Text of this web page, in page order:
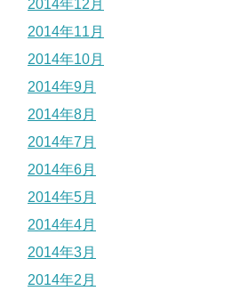
2014年12月
2014年11月
2014年10月
2014年9月
2014年8月
2014年7月
2014年6月
2014年5月
2014年4月
2014年3月
2014年2月